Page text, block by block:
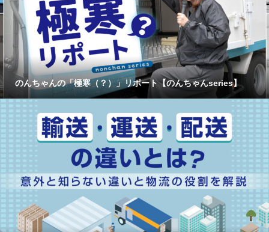
のんちゃんの「極寒（？）」リポート【のんちゃんseries】